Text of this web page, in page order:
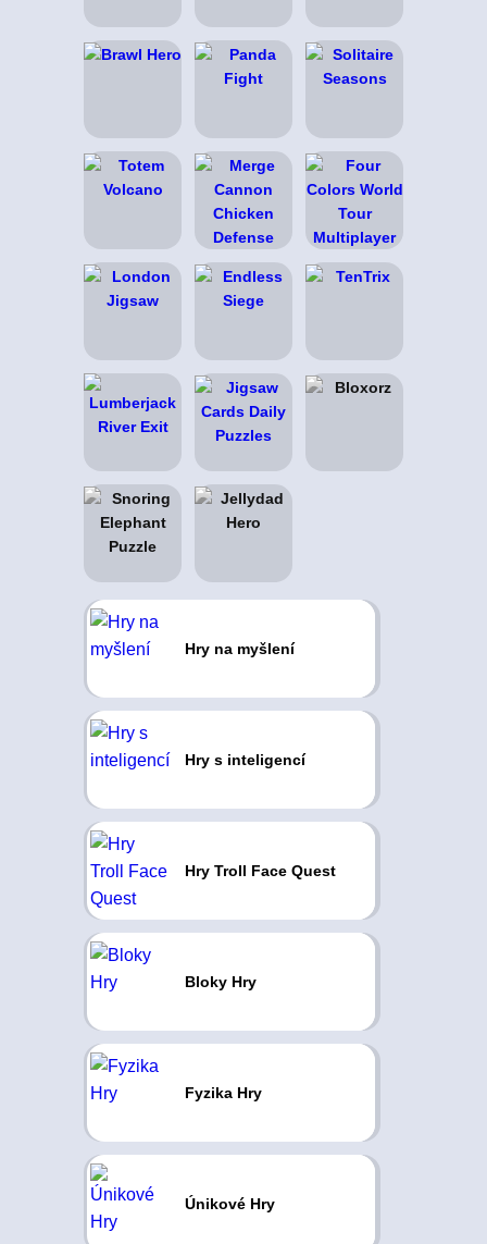
Hry na myšlení
Hry s inteligencí
Hry Troll Face Quest
Bloky Hry
Fyzika Hry
Únikové Hry